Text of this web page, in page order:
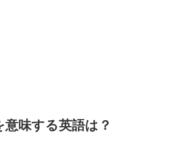
意味する英語は？